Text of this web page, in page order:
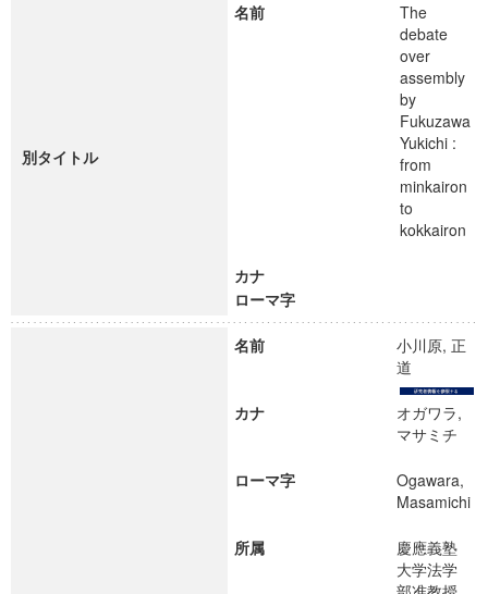
別タイトル
名前
The
debate
over
assembly
by
Fukuzawa
Yukichi :
from
minkairon
to
kokkairon
カナ
ローマ字
名前
小川原, 正
道
カナ
オガワラ,
マサミチ
ローマ字
Ogawara,
Masamichi
所属
慶應義塾
大学法学